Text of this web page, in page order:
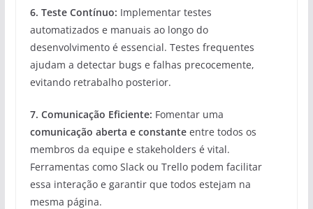
6. Teste Contínuo: Implementar testes
automatizados e manuais ao longo do
desenvolvimento é essencial. Testes frequentes
ajudam a detectar bugs e falhas precocemente,
evitando retrabalho posterior.
7. Comunicação Eficiente: Fomentar uma
comunicação aberta e constanteentre todos os
membros da equipe e stakeholders é vital.
Ferramentas como Slack ou Trello podem facilitar
essa interação e garantir que todos estejam na
mesma página.